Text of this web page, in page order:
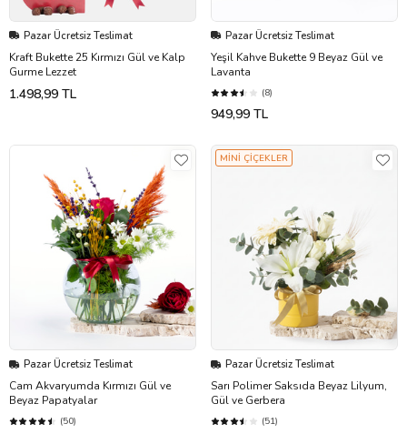
Pazar Ücretsiz Teslimat
Kraft Bukette 25 Kırmızı Gül ve Kalp
Gurme Lezzet
1.498,99 TL
Pazar Ücretsiz Teslimat
Yeşil Kahve Bukette 9 Beyaz Gül ve
Lavanta
(8)
949,99 TL
Pazar Ücretsiz Teslimat
Cam Akvaryumda Kırmızı Gül ve
Beyaz Papatyalar
(50)
MİNİ ÇİÇEKLER
Pazar Ücretsiz Teslimat
Sarı Polimer Saksıda Beyaz Lilyum,
Gül ve Gerbera
(51)